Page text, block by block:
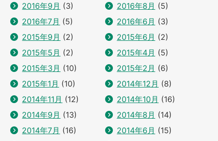
2016年9月 (3) 2016年8月 (5)
2016年7月 (5) 2016年6月 (3)
2015年9月 (2) 2015年6月 (2)
2015年5月 (2) 2015年4月 (5)
2015年3月 (10) 2015年2月 (6)
2015年1月 (10) 2014年12月 (8)
2014年11月 (12) 2014年10月 (16)
2014年9月 (13) 2014年8月 (14)
2014年7月 (16) 2014年6月 (15)